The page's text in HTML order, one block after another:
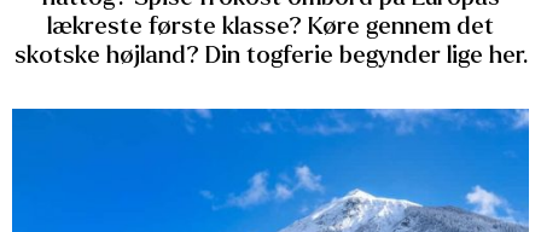
lækreste første klasse? Køre gennem det
skotske højland? Din togferie begynder lige her.